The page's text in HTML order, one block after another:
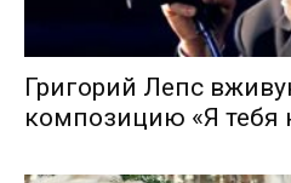
Григорий Лепс
композицию «Я тебя